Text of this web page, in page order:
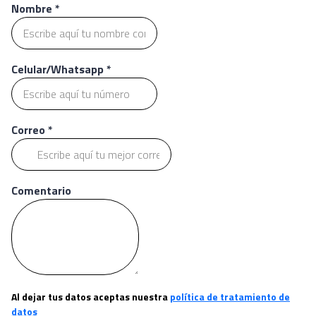
Nombre *
Celular/Whatsapp*
Correo*
Comentario
Al dejar tus datos aceptas nuestrapolítica de tratamiento de
datos